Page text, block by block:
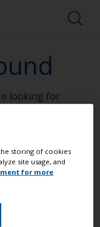
looking for
til at holde
storing of cookies
site usage, and
for more